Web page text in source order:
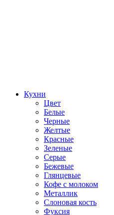
Кухни
Цвет
Белые
Черные
Желтые
Красные
Зеленые
Серые
Бежевые
Глянцевые
Кофе с молоком
Металлик
Слоновая кость
Фуксия